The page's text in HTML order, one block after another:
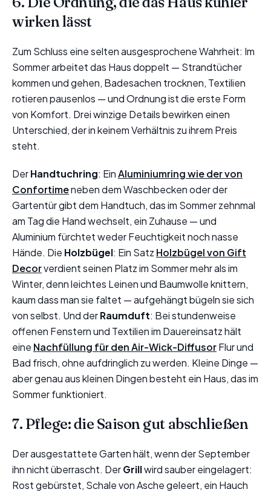
wirken lässt
Zum Schluss eine selten ausgesprochene Wahrheit: Im
Sommer arbeitet das Haus doppelt — Strandtücher
kommen und gehen, Badesachen trocknen, Textilien
rotieren pausenlos — und Ordnung ist die erste Form
von Komfort. Drei winzige Details bewirken einen
Unterschied, der in keinem Verhältnis zu ihrem Preis
steht.
DerHandtuchring: EinAluminiumring wie der von
Confortimeneben dem Waschbecken oder der
Gartentür gibt dem Handtuch, das im Sommer zehnmal
am Tag die Hand wechselt, ein Zuhause — und
Aluminium fürchtet weder Feuchtigkeit noch nasse
Hände. Die Holzbügel: Ein Satz Holzbügel von Gift
Decorverdient seinen Platz im Sommer mehr als im
Winter, denn leichtes Leinen und Baumwolle knittern,
kaum dass man sie faltet — aufgehängt bügeln sie sich
von selbst. Und derRaumduft: Bei stundenweise
offenen Fenstern und Textilien im Dauereinsatz hält
eine Nachfüllung für den Air-Wick-DiffusorFlur und
Bad frisch, ohne aufdringlich zu werden. Kleine Dinge —
aber genau aus kleinen Dingen besteht ein Haus, das im
Sommer funktioniert.
7. Pflege: die Saison gut abschließen
Der ausgestattete Garten hält, wenn der September
ihn nicht überrascht. DerGrillwird sauber eingelagert:
Rost gebürstet, Schale von Asche geleert, ein Hauch